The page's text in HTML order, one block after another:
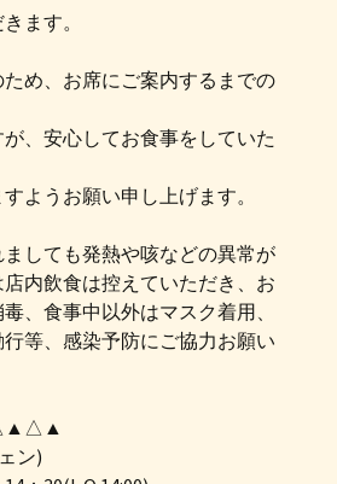
ます。
め、お席にご案内するまでの
、安心してお食事をしていた
ようお願い申し上げます。
しても発熱や咳などの異常が
内飲食は控えていただき、お
、食事中以外はマスク着用、
等、感染予防にご協力お願い
ン)